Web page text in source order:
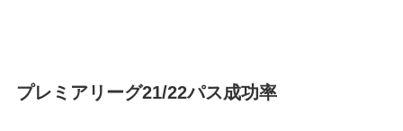
プレミアリーグ21/22パス成功率